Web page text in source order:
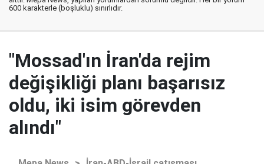
600 karakterle (boşluklu) sınırlıdır.
"Mossad'ın İran'da rejim
değişikliği planı başarısız
oldu, iki isim görevden
alındı"